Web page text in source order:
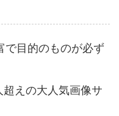
で目的のものが必ず
超えの大人気画像サ